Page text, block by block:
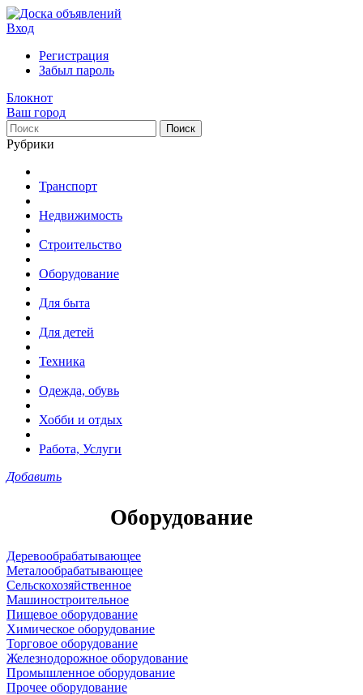
Вход
Регистрация
Забыл пароль
Блокнот
Ваш город
Поиск
Рубрики
Транспорт
Недвижимость
Строительство
Оборудование
Для быта
Для детей
Техника
Одежда, обувь
Хобби и отдых
Работа, Услуги
Добавить
Оборудование
Деревообрабатывающее
Металообрабатывающее
Сельскохозяйственное
Машиностроительное
Пищевое оборудование
Химическое оборудование
Торговое оборудование
Железнодорожное оборудование
Промышленное оборудование
Прочее оборудование